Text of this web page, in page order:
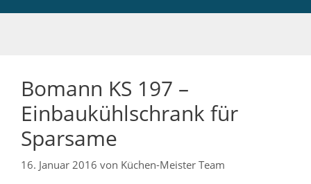
Bomann KS 197 –
Einbaukühlschrank für
Sparsame
16. Januar 2016 von Küchen-Meister Team